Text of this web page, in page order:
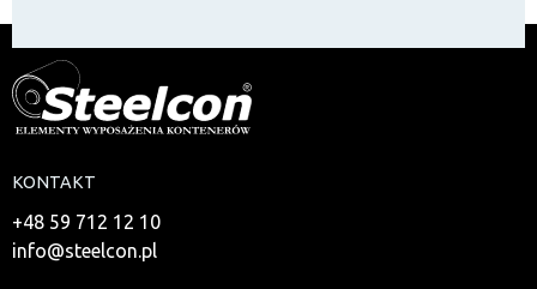
KONTAKT
+48 59 712 12 10
info@steelcon.pl